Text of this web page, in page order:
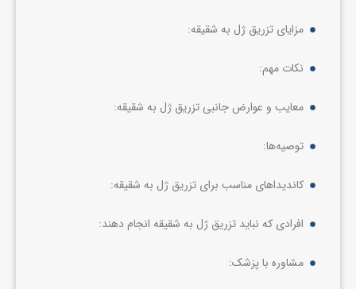
مزایای تزریق ژل به شقیقه:
نکات مهم:
معایب و عوارض جانبی تزریق ژل به شقیقه:
توصیه‌ها:
کاندیداهای مناسب برای تزریق ژل به شقیقه:
افرادی که نباید تزریق ژل به شقیقه انجام دهند:
مشاوره با پزشک: